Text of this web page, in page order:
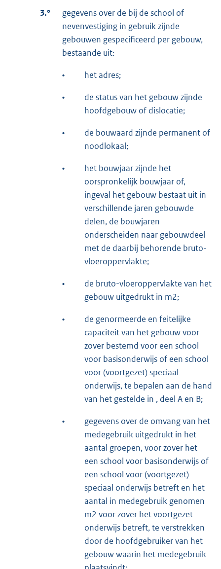
3.°
gegevens over de bij de school of
nevenvestiging in gebruik zijnde
gebouwen gespecificeerd per gebouw,
bestaande uit:
• het adres;
•
de status van het gebouw zijnde
hoofdgebouw of dislocatie;
•
de bouwaard zijnde permanent of
noodlokaal;
•
het bouwjaar zijnde het
oorspronkelijk bouwjaar of,
ingeval het gebouw bestaat uit in
verschillende jaren gebouwde
delen, de bouwjaren
onderscheiden naar gebouwdeel
met de daarbij behorende bruto-
vloeroppervlakte;
•
de bruto-vloeroppervlakte van het
gebouw uitgedrukt in m2;
•
de genormeerde en feitelijke
capaciteit van het gebouw voor
zover bestemd voor een school
voor basisonderwijs of een school
voor (voortgezet) speciaal
onderwijs, te bepalen aan de hand
van het gestelde in , deel A en B;
•
gegevens over de omvang van het
medegebruik uitgedrukt in het
aantal groepen, voor zover het
een school voor basisonderwijs of
een school voor (voortgezet)
speciaal onderwijs betreft en het
aantal in medegebruik genomen
m2 voor zover het voortgezet
onderwijs betreft, te verstrekken
door de hoofdgebruiker van het
gebouw waarin het medegebruik